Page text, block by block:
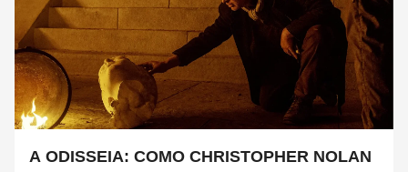
A ODISSEIA: COMO CHRISTOPHER NOLAN